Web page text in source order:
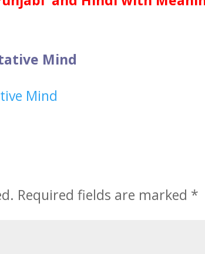
Mind
Mind
Required fields are marked *